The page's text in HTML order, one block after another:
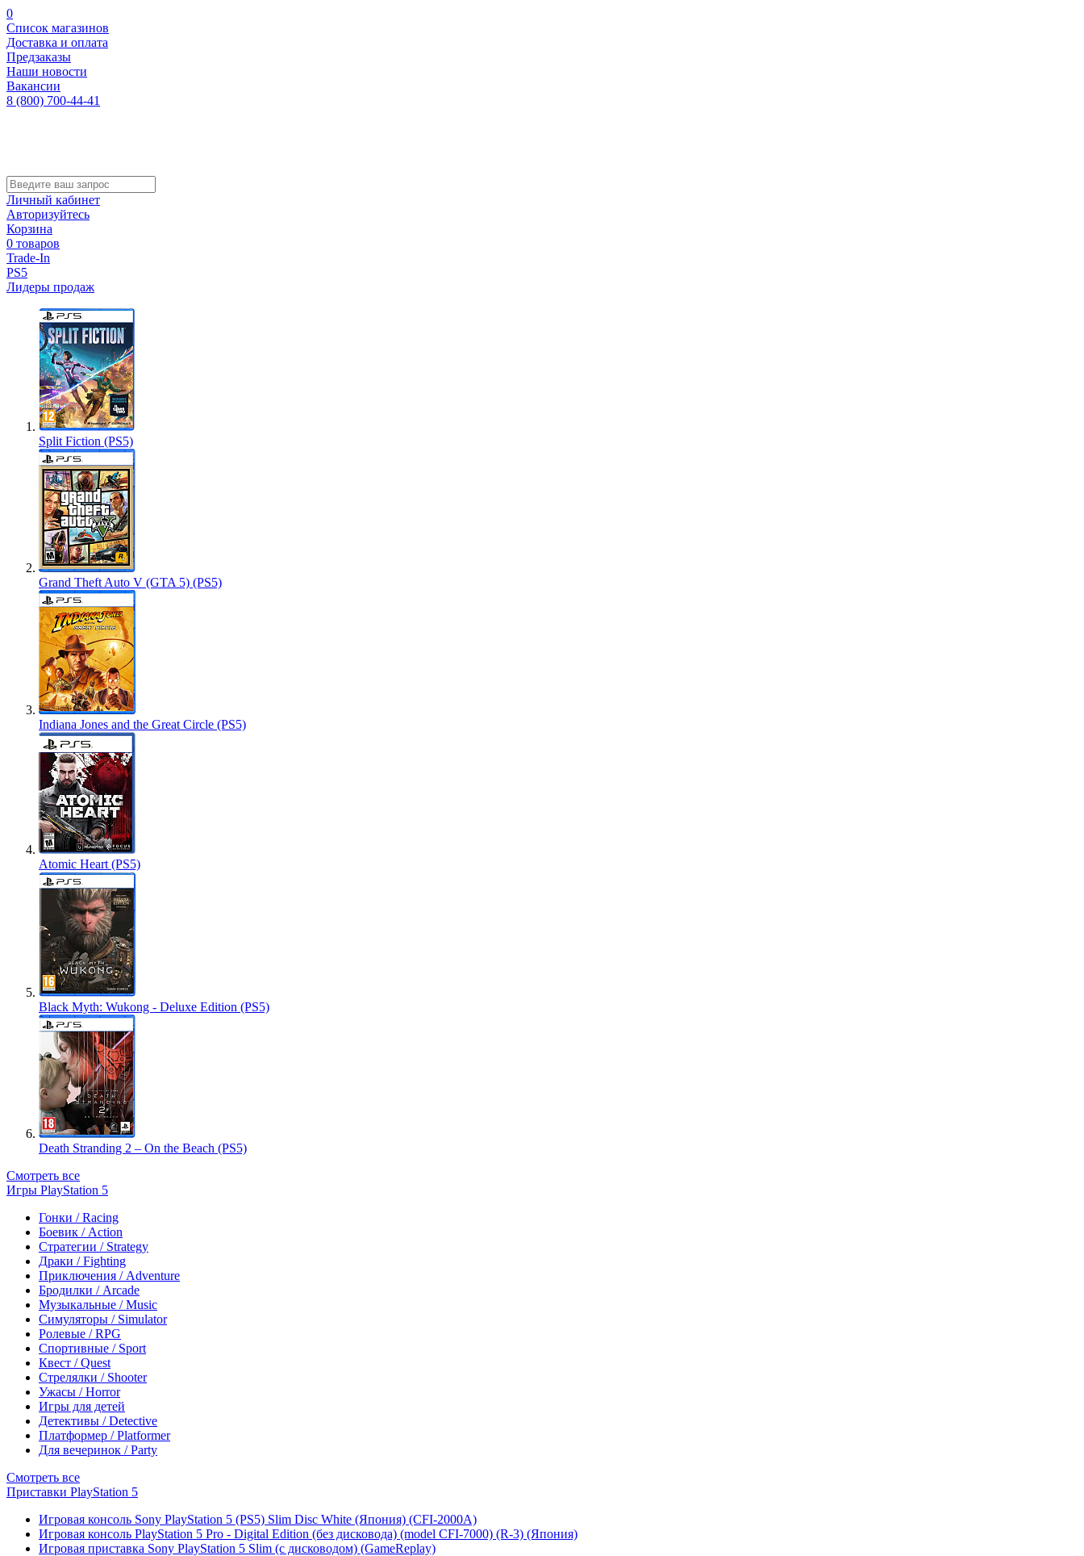
0
Список магазинов
Доставка и оплата
Предзаказы
Наши новости
Вакансии
8 (800) 700-44-41
Личный кабинет
Авторизуйтесь
Корзина
0 товаров
Trade-In
PS5
Лидеры продаж
Split Fiction (PS5)
Grand Theft Auto V (GTA 5) (PS5)
Indiana Jones and the Great Circle (PS5)
Atomic Heart (PS5)
Black Myth: Wukong - Deluxe Edition (PS5)
Death Stranding 2 – On the Beach (PS5)
Смотреть все
Игры PlayStation 5
Гонки / Racing
Боевик / Action
Стратегии / Strategy
Драки / Fighting
Приключения / Adventure
Бродилки / Arcade
Музыкальные / Music
Симуляторы / Simulator
Ролевые / RPG
Спортивные / Sport
Квест / Quest
Стрелялки / Shooter
Ужасы / Horror
Игры для детей
Детективы / Detective
Платформер / Platformer
Для вечеринок / Party
Смотреть все
Приставки PlayStation 5
Игровая консоль Sony PlayStation 5 (PS5) Slim Disc White (Япония) (CFI-2000A)
Игровая консоль PlayStation 5 Pro - Digital Edition (без дисковода) (model CFI-7000) (R-3) (Япония)
Игровая приставка Sony PlayStation 5 Slim (с дисководом) (GameReplay)